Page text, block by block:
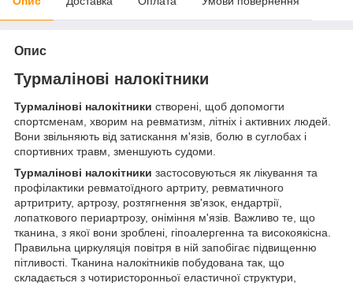
Опис
Турмалінові налокітники
Турмалінові налокітники створені, щоб допомогти
спортсменам, хворим на ревматизм, літніх і активних людей.
Вони звільняють від затискання м'язів, болю в суглобах і
спортивних травм, зменшують судоми.
Турмалінові налокітники застосовуються як лікування та
профілактики ревматоїдного артриту, ревматичного
артритриту, артрозу, розтягнення зв'язок, ендартрії,
лопаткового периартрозу, оніміння м'язів. Важливо те, що
тканина, з якої вони зроблені, гіпоалергенна та високоякісна.
Правильна циркуляція повітря в ній запобігає підвищенню
пітливості. Тканина налокітників побудована так, що
складається з чотиристоронньої еластичної структури,